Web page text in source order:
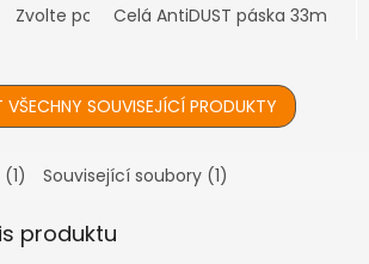
Zvolte počet metrů4–10 mm • Prodyšná páska
Celá AntiDUST páska 33m
VŠECHNY SOUVISEJÍCÍ PRODUKTY
Související soubory (1)
produktu